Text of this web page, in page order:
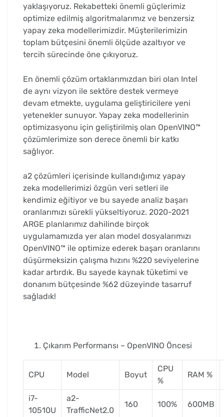
yaklaşıyoruz. Rekabetteki önemli güçlerimiz
optimize edilmiş algoritmalarımız ve benzersiz
yapay zeka modellerimizdir. Müşterilerimizin
toplam bütçesini önemli ölçüde azaltıyor ve
tercih sürecinde öne çıkıyoruz.
En önemli çözüm ortaklarımızdan biri olan Intel
de aynı vizyon ile sektöre destek vermeye
devam etmekte, uygulama geliştiricilere yeni
yetenekler sunuyor. Yapay zeka modellerinin
optimizasyonu için geliştirilmiş olan OpenVINO™
çözümlerimize son derece önemli bir katkı
sağlıyor.
a2 çözümleri içerisinde kullandığımız yapay
zeka modellerimizi özgün veri setleri ile
kendimiz eğitiyor ve bu sayede analiz başarı
oranlarımızı sürekli yükseltiyoruz. 2020-2021
ARGE planlarımız dahilinde birçok
uygulamamızda yer alan model dosyalarımızı
OpenVINO™ ile optimize ederek başarı oranlarını
düşürmeksizin çalışma hızını %220 seviyelerine
kadar artırdık. Bu sayede kaynak tüketimi ve
donanım bütçesinde %62 düzeyinde tasarruf
sağladık!
Çıkarım Performansı – OpenVINO Öncesi
CPU Model Boyut
CPU
%
RAM %
i7-
10510U
a2-
TrafficNet2.0
160 100% 600MB